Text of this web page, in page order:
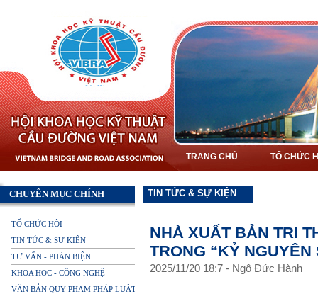
TRANG CHỦ TỔ CHỨC
CHUYÊN MỤC CHÍNH
TỔ CHỨC HỘI
TIN TỨC & SỰ KIỆN
TƯ VẤN - PHẢN BIỆN
KHOA HOC - CÔNG NGHỆ
VĂN BẢN QUY PHẠM PHÁP LUẬT
TIN TỨC & SỰ KIỆN
NHÀ XUẤT BẢN TRI
TRONG “KỶ NGUYÊN
2025/11/20 18:7- Ngô Đức Hành